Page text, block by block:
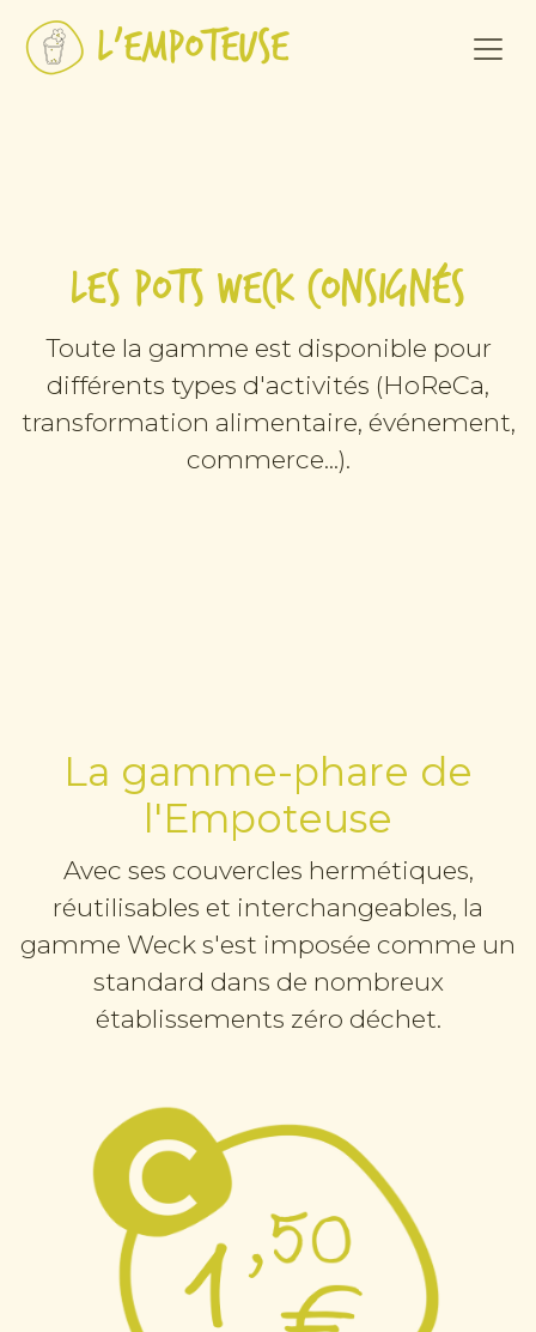
Se rendre au contenu
Les pots Weck consignés
Toute la gamme est disponible pour
différents types d'activités (HoReCa,
transformation alimentaire, événement,
commerce...).
La gamme-phare de
l'Empoteuse
Avec ses couvercles hermétiques,
réutilisables et interchangeables, la
gamme Weck s'est imposée comme un
standard dans de nombreux
établissements zéro déchet.